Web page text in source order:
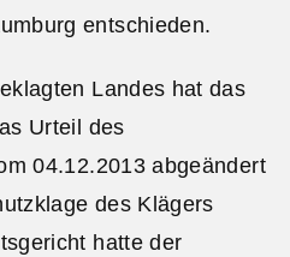
entschieden.
Landes hat das
Urteil des
04.12.2013 abgeändert
des Klägers
hatte der